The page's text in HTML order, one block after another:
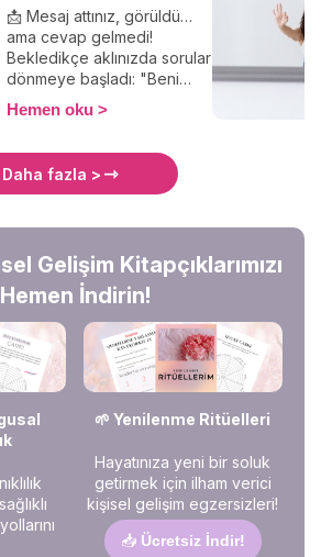
📩 Mesaj attınız, görüldü…
ama cevap gelmedi!
Bekledikçe aklınızda sorular
dönmeye başladı: "Beni
görmezden mi geliyor?",
"Yanlış bir şey mi
muyum?". Merak etmeyin,
yalnız değilsiniz! Bu yazıda
verilmediğini, bunun
sebepleri ve nasıl tepki
vermeniz gerektiğini
keşfedeceğiz. Hadi, birlikte
anlamlandıralım! 🚀✨
Hemen oku
Daha fazla >
Gelişim Kitapçıklarımızı
Hemen İndirin!
🌱 Yenilenme Ritüelleri
Hayatınıza yeni bir soluk
getirmek için ilham verici
kişisel gelişim egzersizleri!
📥 Ücretsiz İndir!